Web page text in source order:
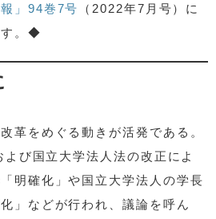
戻って
視点
報」94巻7号
（2022年7月号）に
す。◆
革をめぐる動きが活発である。
び国立大学法人法の改正によ
明確化」や国立大学法人の学長
」などが行われ、議論を呼ん